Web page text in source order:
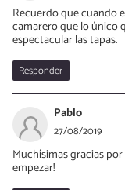
Recuerdo que cuando
camarero que lo único
espectacular las tapas.
Responder
Pablo
27/08/2019
Muchísimas gracias
empezar!